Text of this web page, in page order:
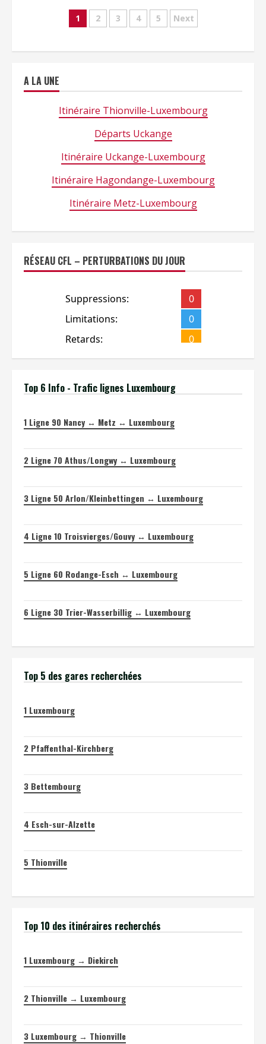
Navigation
des
1 2 3 4 5 Next
A LA UNE
Itinéraire Thionville-Luxembourg
Départs Uckange
Itinéraire Uckange-Luxembourg
Itinéraire Hagondange-Luxembourg
Itinéraire Metz-Luxembourg
RÉSEAU CFL – PERTURBATIONS DU JOUR
Top 6 Info - Trafic lignes Luxembourg
1 Ligne 90 Nancy ↔ Metz ↔ Luxembourg
2 Ligne 70 Athus/Longwy ↔ Luxembourg
3 Ligne 50 Arlon/Kleinbettingen ↔ Luxembourg
4 Ligne 10 Troisvierges/Gouvy ↔ Luxembourg
5 Ligne 60 Rodange-Esch ↔ Luxembourg
6 Ligne 30 Trier-Wasserbillig ↔ Luxembourg
Top 5 des gares recherchées
1 Luxembourg
2 Pfaffenthal-Kirchberg
3 Bettembourg
4 Esch-sur-Alzette
5 Thionville
Top 10 des itinéraires recherchés
1 Luxembourg → Diekirch
2 Thionville → Luxembourg
3 Luxembourg → Thionville